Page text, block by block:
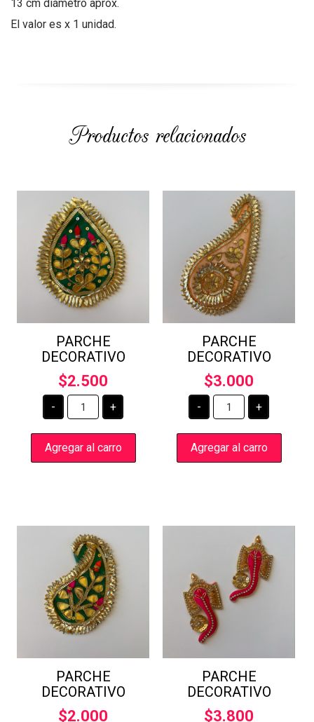
13 cm diámetro aprox.
El valor es x 1 unidad.
Productos relacionados
PARCHE
DECORATIVO
$2.500
-
PARCHE
DECORATIVO
cantidad
+
Agregar al carro
PARCHE
DECORATIVO
$3.000
-
PARCHE
DECORATIVO
cantidad
+
Agregar al carro
PARCHE
DECORATIVO
$2.000
PARCHE
DECORATIVO
$3.800